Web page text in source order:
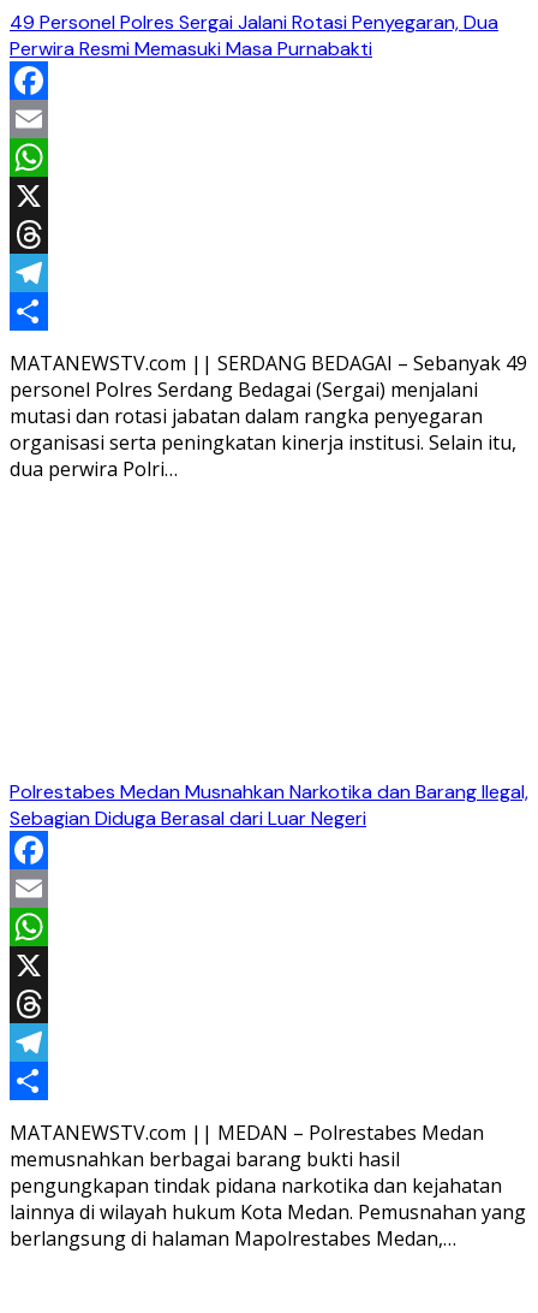
49 Personel Polres Sergai Jalani Rotasi Penyegaran, Dua
Perwira Resmi Memasuki Masa Purnabakti
Facebook
Email
WhatsApp
X
Threads
Telegram
Share
MATANEWSTV.com || SERDANG BEDAGAI – Sebanyak 49
personel Polres Serdang Bedagai (Sergai) menjalani
mutasi dan rotasi jabatan dalam rangka penyegaran
organisasi serta peningkatan kinerja institusi. Selain itu,
dua perwira Polri…
Polrestabes Medan Musnahkan Narkotika dan Barang Ilegal,
Sebagian Diduga Berasal dari Luar Negeri
Facebook
Email
WhatsApp
X
Threads
Telegram
Share
MATANEWSTV.com || MEDAN – Polrestabes Medan
memusnahkan berbagai barang bukti hasil
pengungkapan tindak pidana narkotika dan kejahatan
lainnya di wilayah hukum Kota Medan. Pemusnahan yang
berlangsung di halaman Mapolrestabes Medan,…